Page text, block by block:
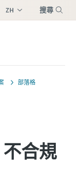
ZH 搜尋
部落格
不合規